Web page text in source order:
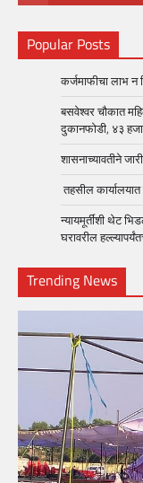
Popular Posts
कर्जमाफीचा लाभ न
बसवेश्वर चौकात
दुकानफोडी, ४३
शासनाच्यावतीने
तहसील
न्यायमूर्तींशी थेट
घरावरील
Trending News